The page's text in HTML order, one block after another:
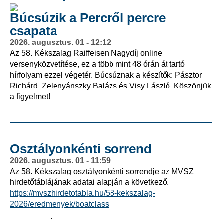
Búcsúzik a Percről percre
csapata
2026. augusztus. 01 - 12:12
Az 58. Kékszalag Raiffeisen Nagydíj online
versenyközvetítése, ez a több mint 48 órán át tartó
hírfolyam ezzel végetér. Búcsúznak a készítők: Pásztor
Richárd, Zelenyánszky Balázs és Visy László. Köszönjük
a figyelmet!
Osztályonkénti sorrend
2026. augusztus. 01 - 11:59
Az 58. Kékszalag osztályonkénti sorrendje az MVSZ
hirdetőtáblájának adatai alapján a következő.
https://mvszhirdetotabla.hu/58-kekszalag-
2026/eredmenyek/boatclass